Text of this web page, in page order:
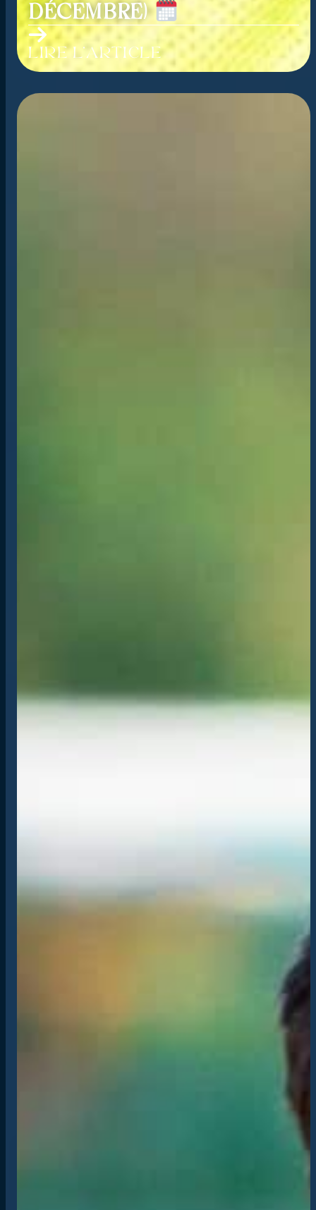
DÉCEMBRE)
Lire l'article